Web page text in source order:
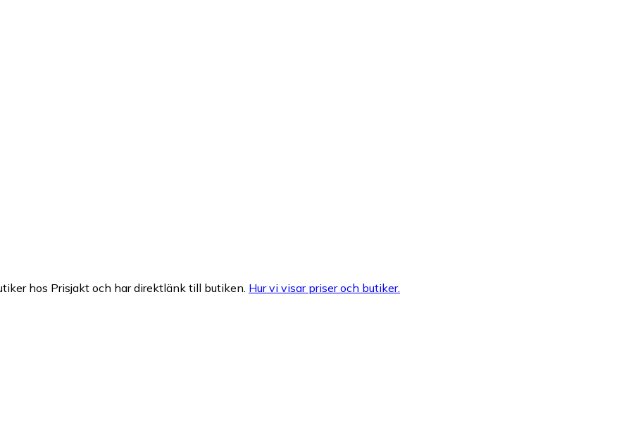
hos Prisjakt och har direktlänk till butiken. Hur vi visar priser och butiker.